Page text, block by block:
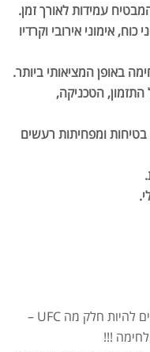
אימוני אירובי וקרדיו
באופן המציאותי ביותר.
הטכניקה,
ומפחיתות רעשים
לראשונה בישראל ! מהיום גם אתם יכולים להיות חלק מה UFC –